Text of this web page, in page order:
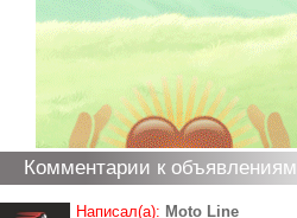
Комментарии к объявлениям
Написал(а): Moto Line